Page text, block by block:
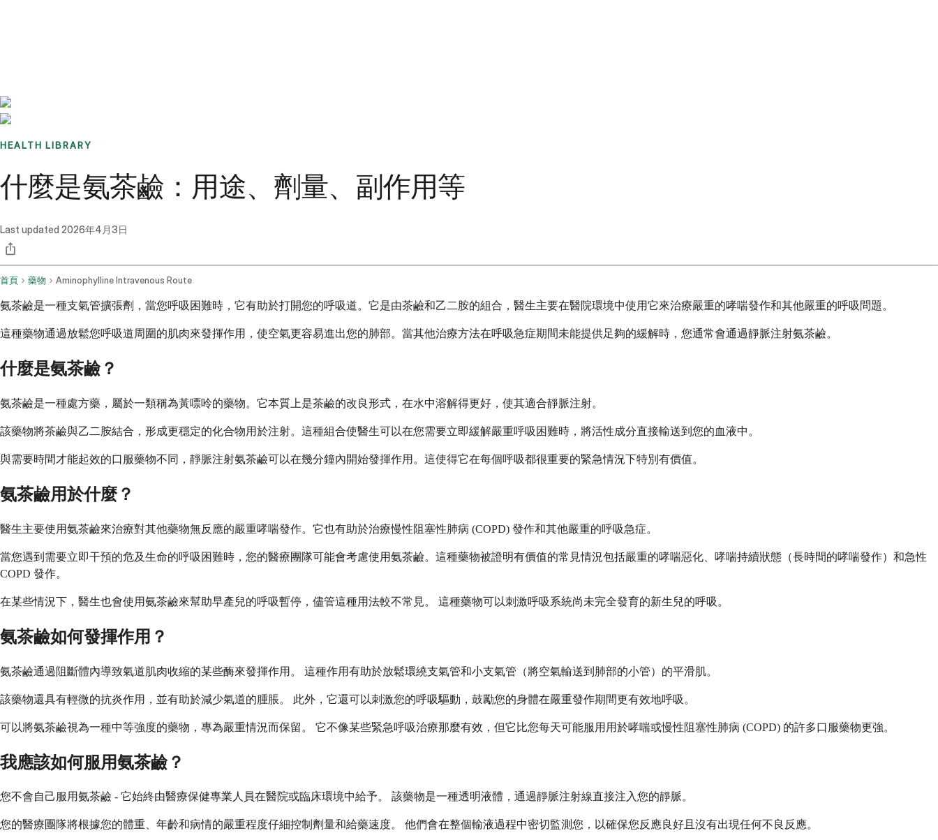
HEALTH LIBRARY
什麼是氨茶鹼：用途、劑量、副作用等
Last updated 2026年4月3日
首頁 藥物 Aminophylline Intravenous Route
氨茶鹼是一種支氣管擴張劑，當您呼吸困難時，它有助於打開您的呼吸道。它是由茶鹼和乙二胺的組合，醫生主要在醫院環境中使用它來治療嚴重的哮喘發作和其他嚴重的呼吸問題。
這種藥物通過放鬆您呼吸道周圍的肌肉來發揮作用，使空氣更容易進出您的肺部。當其他治療方法在呼吸急症期間未能提供足夠的緩解時，您通常會通過靜脈注射氨茶鹼。
什麼是氨茶鹼？
氨茶鹼是一種處方藥，屬於一類稱為黃嘌呤的藥物。它本質上是茶鹼的改良形式，在水中溶解得更好，使其適合靜脈注射。
該藥物將茶鹼與乙二胺結合，形成更穩定的化合物用於注射。這種組合使醫生可以在您需要立即緩解嚴重呼吸困難時，將活性成分直接輸送到您的血液中。
與需要時間才能起效的口服藥物不同，靜脈注射氨茶鹼可以在幾分鐘內開始發揮作用。這使得它在每個呼吸都很重要的緊急情況下特別有價值。
氨茶鹼用於什麼？
醫生主要使用氨茶鹼來治療對其他藥物無反應的嚴重哮喘發作。它也有助於治療慢性阻塞性肺病 (COPD) 發作和其他嚴重的呼吸急症。
當您遇到需要立即干預的危及生命的呼吸困難時，您的醫療團隊可能會考慮使用氨茶鹼。這種藥物被證明有價值的常見情況包括嚴重的哮喘惡化、哮喘持續狀態（長時間的哮喘發作）和急性
COPD 發作。
在某些情況下，醫生也會使用氨茶鹼來幫助早產兒的呼吸暫停，儘管這種用法較不常見。 這種藥物可以刺激呼吸系統尚未完全發育的新生兒的呼吸。
氨茶鹼如何發揮作用？
氨茶鹼通過阻斷體內導致氣道肌肉收縮的某些酶來發揮作用。 這種作用有助於放鬆環繞支氣管和小支氣管（將空氣輸送到肺部的小管）的平滑肌。
該藥物還具有輕微的抗炎作用，並有助於減少氣道的腫脹。 此外，它還可以刺激您的呼吸驅動，鼓勵您的身體在嚴重發作期間更有效地呼吸。
可以將氨茶鹼視為一種中等強度的藥物，專為嚴重情況而保留。 它不像某些緊急呼吸治療那麼有效，但它比您每天可能服用用於哮喘或慢性阻塞性肺病 (COPD) 的許多口服藥物更強。
我應該如何服用氨茶鹼？
您不會自己服用氨茶鹼 - 它始終由醫療保健專業人員在醫院或臨床環境中給予。 該藥物是一種透明液體，通過靜脈注射線直接注入您的靜脈。
您的醫療團隊將根據您的體重、年齡和病情的嚴重程度仔細控制劑量和給藥速度。 他們會在整個輸液過程中密切監測您，以確保您反應良好且沒有出現任何不良反應。